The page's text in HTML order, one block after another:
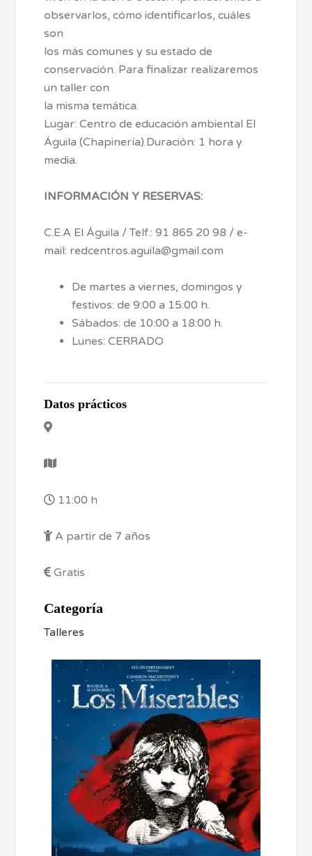
observarlos, cómo identificarlos, cuáles
son
los más comunes y su estado de
conservación. Para finalizar realizaremos
un taller con
la misma temática.
Lugar: Centro de educación ambiental El
Águila (Chapinería).Duración: 1 hora y
media.
INFORMACIÓN Y RESERVAS:
C.E.A El Águila / Telf.: 91 865 20 98 / e-
mail: redcentros.aguila@gmail.com
De martes a viernes, domingos y
festivos: de 9:00 a 15:00 h.
Sábados: de 10:00 a 18:00 h.
Lunes: CERRADO
Datos prácticos
11:00 h
A partir de 7 años
Gratis
Categoría
Talleres